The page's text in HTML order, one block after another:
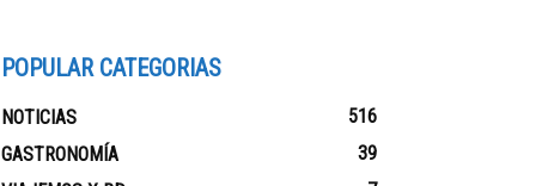
POPULAR CATEGORIAS
NOTICIAS
516
GASTRONOMÍA
39